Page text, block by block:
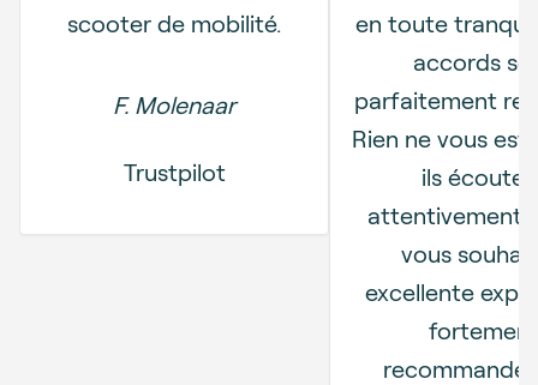
scooter de mobilité.
F. Molenaar
Trustpilot
en toute
accords
parfaitement
Rien ne vous est
ils
attentivement
vous
excellente
fortement